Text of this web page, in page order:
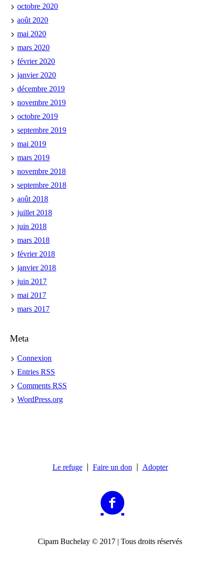
octobre 2020
août 2020
mai 2020
mars 2020
février 2020
janvier 2020
décembre 2019
novembre 2019
octobre 2019
septembre 2019
mai 2019
mars 2019
novembre 2018
septembre 2018
août 2018
juillet 2018
juin 2018
mars 2018
février 2018
janvier 2018
juin 2017
mai 2017
mars 2017
Meta
Connexion
EntriesRSS
CommentsRSS
WordPress.org
Le refuge Faire un don Adopter
Cipam Buchelay © 2017 | Tous droits réservés